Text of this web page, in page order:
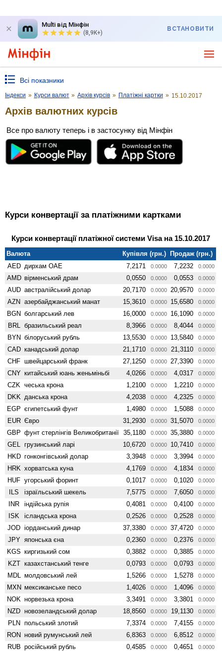
Multi від Мінфін
(8,9K+)
ВСТАНОВИТИ
Всі показники
Індекси » Курси валют » Архів курсів » Платіжні картки » 15.10.2017
Архів валютних курсів
Все про валюту теперь і в застосунку від Мінфін
Курси конвертації за платіжними картками
Курси конвертації платіжної системи Visa на 15.10.2017
Валюта Купівля (грн.)
Продаж (грн.)
AED дирхам ОАЕ 7,2171 0.0000 7,2232 0.0000
AMD вiрменський драм 0,0550 0.0000 0,0553 0.0000
AUD австралійський долар 20,7170 0.0000 20,9570 0.0000
AZN азербайджанський манат 15,3610 0.0000 15,6580 0.0000
BGN болгарський лев 16,0000 0.0000 16,1090 0.0000
BRL бразильський реал 8,3966 0.0000 8,4044 0.0000
BYN білоруський рубль 13,5530 0.0000 13,5840 0.0000
CAD канадський долар 21,1710 0.0000 21,3110 0.0000
CHF швейцарський франк 27,1250 0.0000 27,3390 0.0000
CNY китайський юань женьмiньбi 4,0266 0.0000 4,0317 0.0000
CZK чеська крона 1,2100 0.0000 1,2210 0.0000
DKK данська крона 4,2038 0.0000 4,2325 0.0000
EGP єгипетський фунт 1,4980 0.0000 1,5088 0.0000
EUR Євро 31,2930 0.0000 31,5070 0.0000
GBP фунт стерлінгів Велико­британії 35,1180 0.0000 35,3880 0.0000
GEL грузинський ларі 10,6720 0.0000 10,7410 0.0000
HKD гонконгівський долар 3,3948 0.0000 3,3994 0.0000
HRK хорватська куна 4,1769 0.0000 4,1834 0.0000
HUF угорський форинт 0,1017 0.0000 0,1020 0.0000
ILS ізраїльський шекель 7,5775 0.0000 7,6050 0.0000
INR індійська рупія 0,4081 0.0000 0,4100 0.0000
ISK ісландська крона 0,2526 0.0000 0,2528 0.0000
JOD іорданський динар 37,3380 0.0000 37,4720 0.0000
JPY японська єна 0,2360 0.0000 0,2376 0.0000
KGS киргизький сом 0,3882 0.0000 0,3885 0.0000
KZT казахстанський тенге 0,0793 0.0000 0,0793 0.0000
MDL молдовський лей 1,5266 0.0000 1,5278 0.0000
MXN мексиканське песо 1,4026 0.0000 1,4096 0.0000
NOK норвезька крона 3,3491 0.0000 3,3801 0.0000
NZD ново­зеландський долар 18,8560 0.0000 19,1130 0.0000
PLN польський злотий 7,3374 0.0000 7,4155 0.0000
RON новий румунський лей 6,8363 0.0000 6,8512 0.0000
RUB російський рубль 0,4585 0.0000 0,4651 0.0000